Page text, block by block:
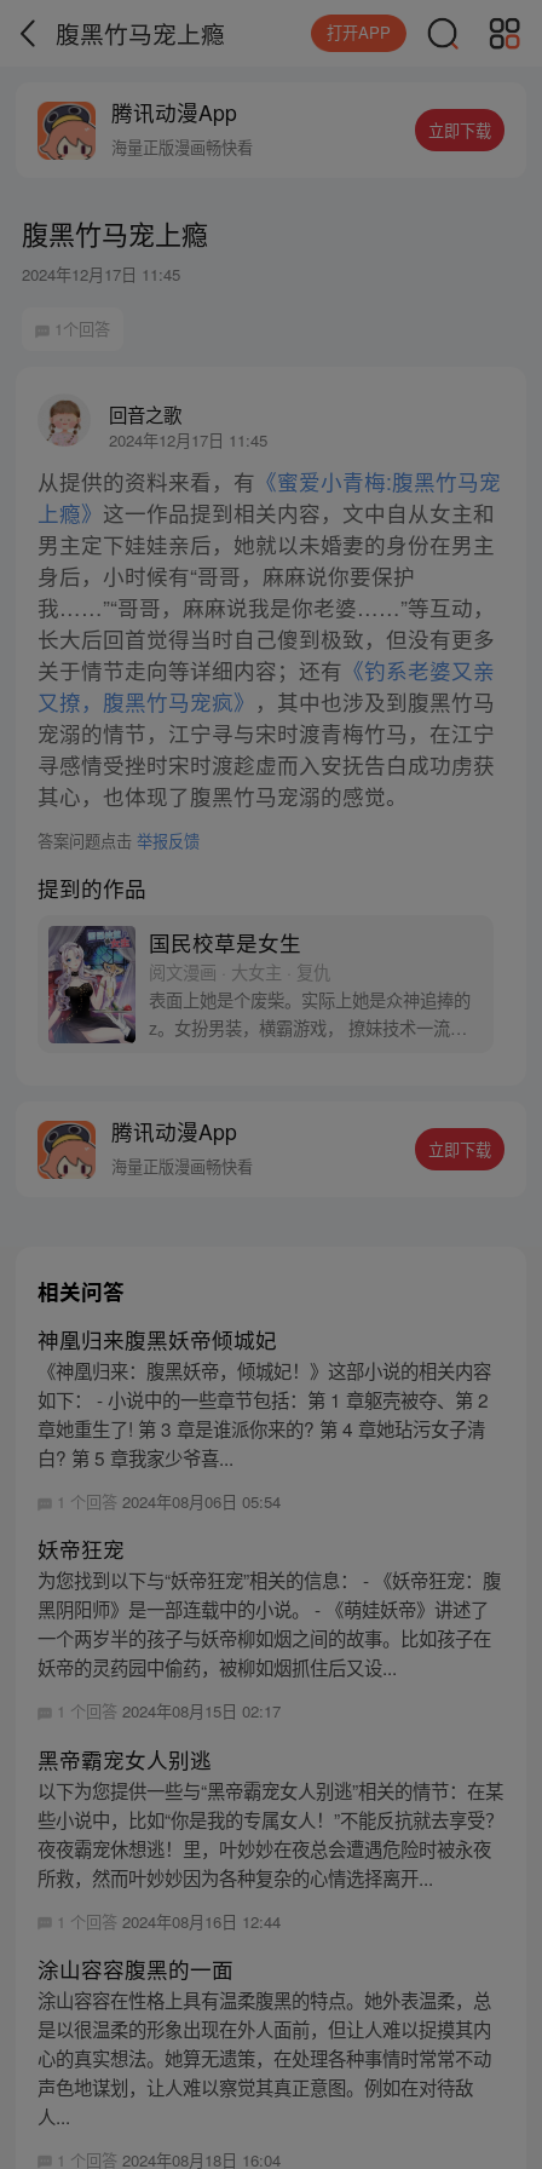
腹黑竹马宠上瘾 打开APP
腾讯动漫App
海量正版漫画畅快看
立即下载
腹黑竹马宠上瘾
2024年12月17日 11:45
1个回答
回音之歌
2024年12月17日 11:45
从提供的资料来看，有 《蜜爱小青梅:腹黑竹马宠
上瘾》 这一作品提到相关内容，文中自从女主和
男主定下娃娃亲后，她就以未婚妻的身份在男主
身后，小时候有“哥哥，麻麻说你要保护
我……”“哥哥，麻麻说我是你老婆……”等互动，
长大后回首觉得当时自己傻到极致，但没有更多
关于情节走向等详细内容；还有 《钓系老婆又亲
又撩，腹黑竹马宠疯》 ，其中也涉及到腹黑竹马
宠溺的情节，江宁寻与宋时渡青梅竹马，在江宁
寻感情受挫时宋时渡趁虚而入安抚告白成功虏获
其心，也体现了腹黑竹马宠溺的感觉。
答案问题点击 举报反馈
提到的作品
国民校草是女生
阅文漫画 · 大女主 · 复仇
表面上她是个废柴。实际上她是众神追捧的
z。女扮男装，横霸游戏， 撩妹技术一流！
始你有了，就是我。”【每周日/周一更新】
腾讯动漫App
海量正版漫画畅快看
立即下载
相关问答
神凰归来腹黑妖帝倾城妃
《神凰归来：腹黑妖帝，倾城妃！》这部小说的相关内容
如下： - 小说中的一些章节包括：第 1 章躯壳被夺、第 2
章她重生了! 第 3 章是谁派你来的? 第 4 章她玷污女子清
白? 第 5 章我家少爷喜...
1 个回答 2024年08月06日 05:54
妖帝狂宠
为您找到以下与“妖帝狂宠”相关的信息： - 《妖帝狂宠：腹
黑阴阳师》是一部连载中的小说。 - 《萌娃妖帝》讲述了
一个两岁半的孩子与妖帝柳如烟之间的故事。比如孩子在
妖帝的灵药园中偷药，被柳如烟抓住后又设...
1 个回答 2024年08月15日 02:17
黑帝霸宠女人别逃
以下为您提供一些与“黑帝霸宠女人别逃”相关的情节：在某
些小说中，比如“你是我的专属女人！”不能反抗就去享受？
夜夜霸宠休想逃！里，叶妙妙在夜总会遭遇危险时被永夜
所救，然而叶妙妙因为各种复杂的心情选择离开...
1 个回答 2024年08月16日 12:44
涂山容容腹黑的一面
涂山容容在性格上具有温柔腹黑的特点。她外表温柔，总
是以很温柔的形象出现在外人面前，但让人难以捉摸其内
心的真实想法。她算无遗策，在处理各种事情时常常不动
声色地谋划，让人难以察觉其真正意图。例如在对待敌
人...
1 个回答 2024年08月18日 16:04